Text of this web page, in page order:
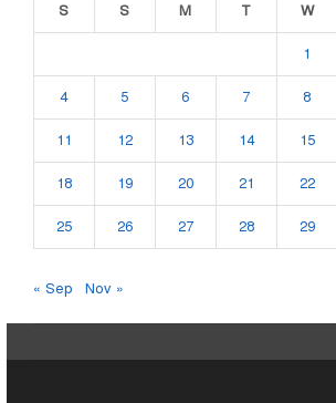
S
S M T W
1
4 5 6 7 8
11 12 13 14 15
18 19 20 21 22
25 26 27 28 29
« Sep Nov »